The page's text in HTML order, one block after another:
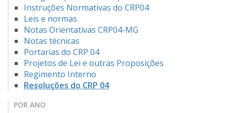
Instruções Normativas do CRP04
Leis e normas
Notas Orientativas CRP04-MG
Notas técnicas
Portarias do CRP 04
Projetos de Lei e outras Proposições
Regimento Interno
Resoluções do CRP 04
POR ANO